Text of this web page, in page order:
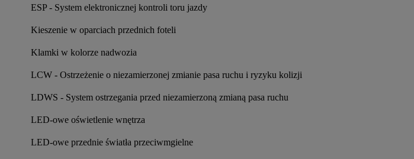
ESP - System elektronicznej kontroli toru jazdy
Kieszenie w oparciach przednich foteli
Klamki w kolorze nadwozia
LCW - Ostrzeżenie o niezamierzonej zmianie pasa ruchu i ryzyku kolizji
LDWS - System ostrzegania przed niezamierzoną zmianą pasa ruchu
LED-owe oświetlenie wnętrza
LED-owe przednie światła przeciwmgielne